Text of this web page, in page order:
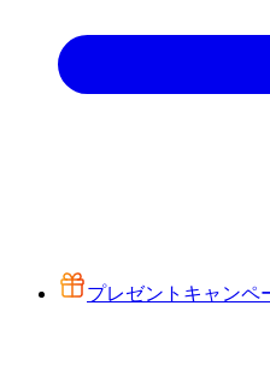
プレゼントキャンペ